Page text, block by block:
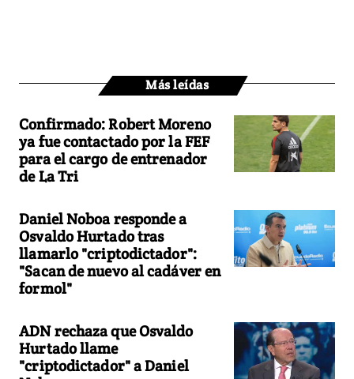
Más leídas
Confirmado: Robert Moreno
ya fue contactado por la FEF
para el cargo de entrenador
de La Tri
Daniel Noboa responde a
Osvaldo Hurtado tras
llamarlo "criptodictador":
"Sacan de nuevo al cadáver en
formol"
ADN rechaza que Osvaldo
Hurtado llame
"criptodictador" a Daniel